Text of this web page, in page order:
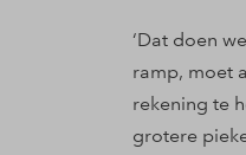
‘Dat doen
ramp, moet
rekening te
grotere